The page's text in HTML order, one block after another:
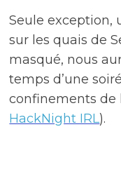
Seule exception,
sur les quais de
masqué, nous
temps d’une
confinements de
HackNight IRL).